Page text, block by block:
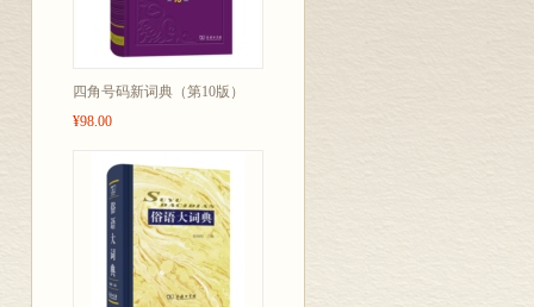
四角号码新词典（第10版）
¥98.00